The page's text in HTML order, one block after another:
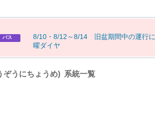
バス 8/10 ・ 8/1 2 ～8/14 旧盆期間中の運行に
曜ダイヤ
ぞうにちょうめ) 系統一覧